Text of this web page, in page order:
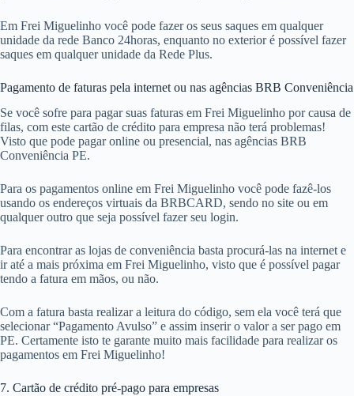
Em Frei Miguelinho você pode fazer os seus saques em qualquer
unidade da rede Banco 24horas, enquanto no exterior é possível fazer
saques em qualquer unidade da Rede Plus.
Pagamento de faturas pela internet ou nas agências BRB Conveniência
Se você sofre para pagar suas faturas em Frei Miguelinho por causa de
filas, com este cartão de crédito para empresa não terá problemas!
Visto que pode pagar online ou presencial, nas agências BRB
Conveniência PE.
Para os pagamentos online em Frei Miguelinho você pode fazê-los
usando os endereços virtuais da BRBCARD, sendo no site ou em
qualquer outro que seja possível fazer seu login.
Para encontrar as lojas de conveniência basta procurá-las na internet e
ir até a mais próxima em Frei Miguelinho, visto que é possível pagar
tendo a fatura em mãos, ou não.
Com a fatura basta realizar a leitura do código, sem ela você terá que
selecionar “Pagamento Avulso” e assim inserir o valor a ser pago em
PE. Certamente isto te garante muito mais facilidade para realizar os
pagamentos em Frei Miguelinho!
7. Cartão de crédito pré-pago para empresas